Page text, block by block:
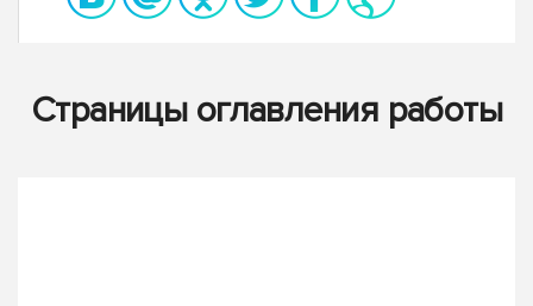
Страницы оглавления работы